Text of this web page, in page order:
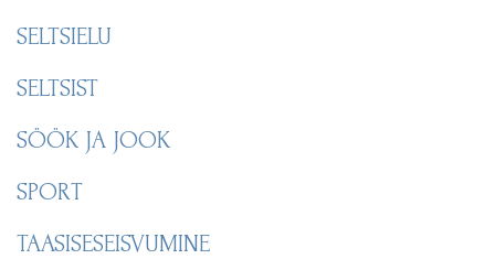
SELTSIELU
SELTSIST
SÖÖK JA JOOK
SPORT
TAASISESEISVUMINE